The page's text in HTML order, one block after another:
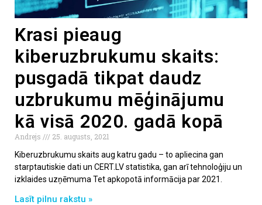
Krasi pieaug
kiberuzbrukumu skaits:
pusgadā tikpat daudz
uzbrukumu mēģinājumu
kā visā 2020. gadā kopā
Andrejs
25. augusts, 2021
Kiberuzbrukumu skaits aug katru gadu – to apliecina gan
starptautiskie dati un CERT.LV statistika, gan arī tehnoloģiju un
izklaides uzņēmuma Tet apkopotā informācija par 2021.
Lasīt pilnu rakstu »